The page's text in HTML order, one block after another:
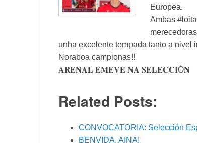
Europea.
Ambas
unha excelente tempada tanto a nivel
Noraboa campionas!!
𝐀𝐑𝐄𝐍𝐀𝐋 𝐄𝐌𝐄𝐕𝐄 𝐍𝐀 𝐒𝐄𝐋𝐄𝐂𝐂𝐈Ó𝐍
Related Posts:
CONVOCATORIA: Selección
BENVIDA, AINA!